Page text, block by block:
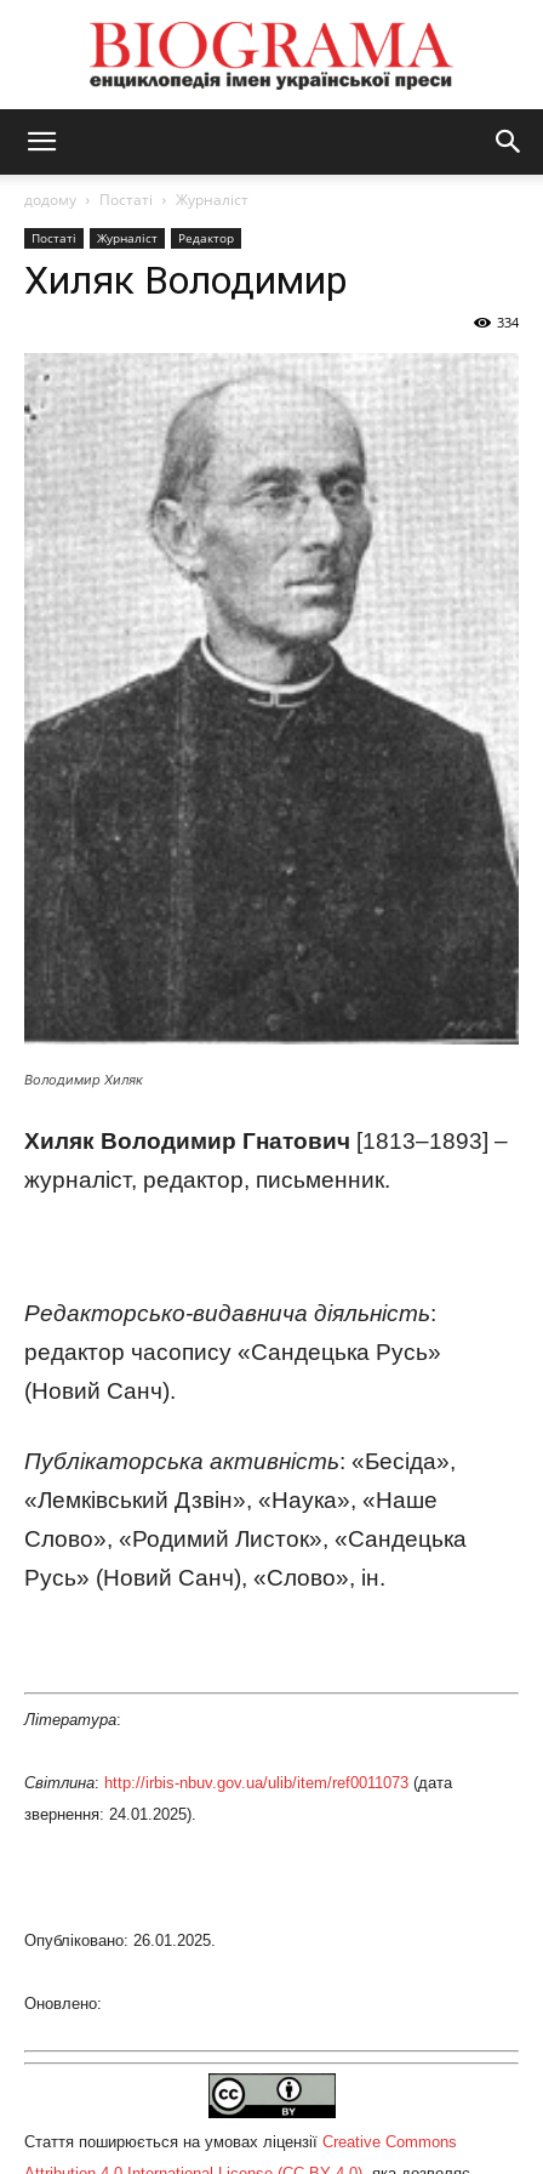
додому Постаті Журналіст
Постаті Журналіст Редактор
Хиляк Володимир
334
Володимир Хиляк
Хиляк Володимир Гнатович [1813–1893] –
журналіст, редактор, письменник.
Редакторсько-видавнича діяльність:
редактор часопису «Сандецька Русь»
(Новий Санч).
Публікаторська активність: «Бесіда»,
«Лемківський Дзвін», «Наука», «Наше
Слово», «Родимий Листок», «Сандецька
Русь» (Новий Санч), «Слово», ін.
Література:
Світлина: http://irbis-nbuv.gov.ua/ulib/item/ref0011073 (дата
звернення: 24.01.2025).
Опубліковано: 26.01.2025.
Оновлено:
Стаття поширюється на умовах ліцензії Creative Commons